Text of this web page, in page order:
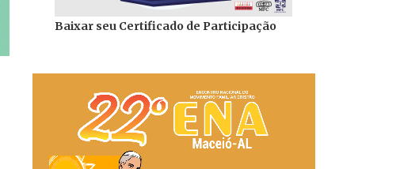
Baixar seu Certificado de Participação